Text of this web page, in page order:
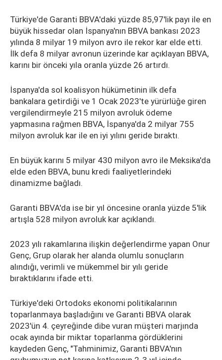
Türkiye'de Garanti BBVA'daki yüzde 85,97'lik payı ile en
büyük hissedar olan İspanya'nın BBVA bankası 2023
yılında 8 milyar 19 milyon avro ile rekor kar elde etti.
İlk defa 8 milyar avronun üzerinde kar açıklayan BBVA,
karını bir önceki yıla oranla yüzde 26 artırdı.
İspanya'da sol koalisyon hükümetinin ilk defa
bankalara getirdiği ve 1 Ocak 2023'te yürürlüğe giren
vergilendirmeyle 215 milyon avroluk ödeme
yapmasına rağmen BBVA, İspanya'da 2 milyar 755
milyon avroluk kar ile en iyi yılını geride bıraktı.
En büyük karını 5 milyar 430 milyon avro ile Meksika'da
elde eden BBVA, bunu kredi faaliyetlerindeki
dinamizme bağladı.
Garanti BBVA'da ise bir yıl öncesine oranla yüzde 5'lik
artışla 528 milyon avroluk kar açıklandı.
2023 yılı rakamlarına ilişkin değerlendirme yapan Onur
Genç, Grup olarak her alanda olumlu sonuçların
alındığı, verimli ve mükemmel bir yılı geride
bıraktıklarını ifade etti.
Türkiye'deki Ortodoks ekonomi politikalarının
toparlanmaya başladığını ve Garanti BBVA olarak
2023'ün 4. çeyreğinde dibe vuran müşteri marjında
ocak ayında bir miktar toparlanma gördüklerini
kaydeden Genç, "Tahminimiz, Garanti BBVA'nın